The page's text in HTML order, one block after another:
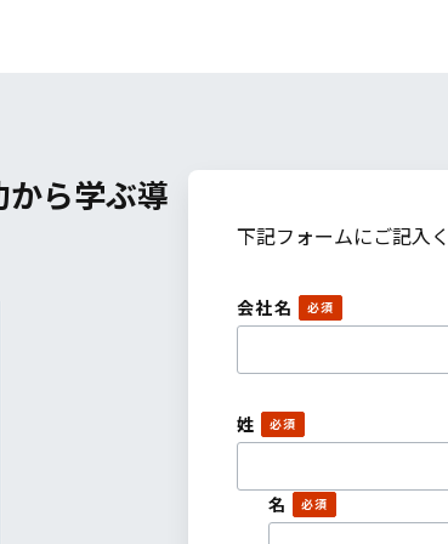
から学ぶ導
下記フォームにご記入く
会社名
姓
名